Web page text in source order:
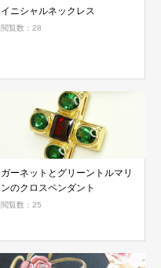
イニシャルネックレス
閲覧数：28
ガーネットとグリーントルマリ
ンのクロスペンダント
閲覧数：25